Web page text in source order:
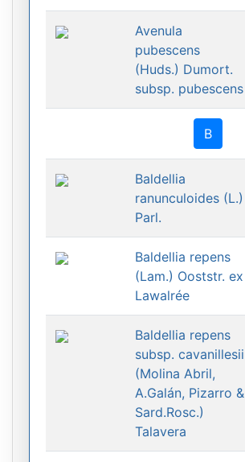
Avenula
pubescens
(Huds.) Dumort.
subsp. pubescens
B
Baldellia
ranunculoides (L.)
Parl.
Baldellia repens
(Lam.) Ooststr. ex
Lawalrée
Baldellia repens
subsp. cavanillesii
(Molina Abril,
A.Galán, Pizarro &
Sard.Rosc.)
Talavera